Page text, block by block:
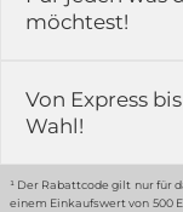
Widerrufsrecht
Datenschutz-
Kontakt
Karriere
Gewerbekunden
Grounding Page
51789 Lindlar
Hinweis:
möchtest!
Von Express
Wahl!
¹ Der Rabattcode gilt nur für
einem Einkaufswert von 500